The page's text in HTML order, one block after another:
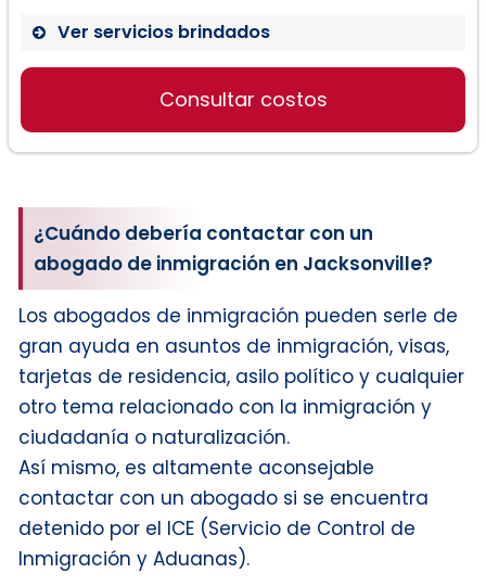
Ver servicios brindados
Inmigración Basada en la Familia
Inmigración a través de un
Apelaciones de Inmigración
Asilo:
Visa:
Consultar costos
¿Cuándo debería contactar con un
abogado de inmigración en Jacksonville?
Los abogados de inmigración pueden serle de
gran ayuda en asuntos de inmigración, visas,
tarjetas de residencia, asilo político y cualquier
otro tema relacionado con la inmigración y
ciudadanía o naturalización.
Así mismo, es altamente aconsejable
contactar con un abogado si se encuentra
detenido por el ICE (Servicio de Control de
Inmigración y Aduanas).